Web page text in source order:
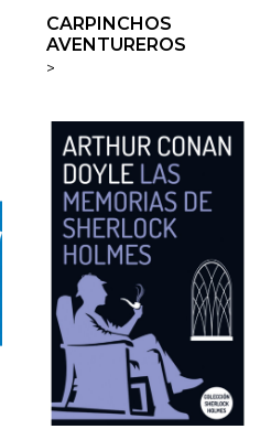
CARPINCHOS
AVENTUREROS
>